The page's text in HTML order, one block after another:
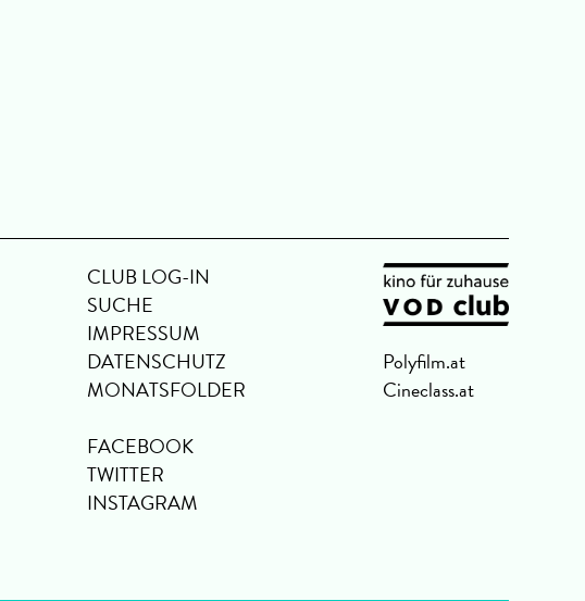
CLUB LOG-IN
SUCHE
IMPRESSUM
DATENSCHUTZ
MONATSFOLDER
FACEBOOK
TWITTER
INSTAGRAM
Polyfilm.at
Cineclass.at